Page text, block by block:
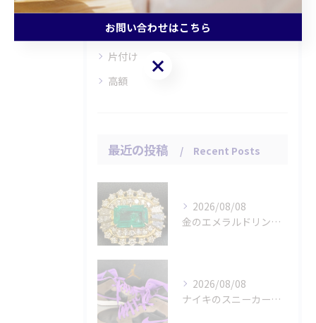
査定
引越し
片付け
高額
最近の投稿 Recent Posts
2026/08/08
金のエメラルドリングをお買取りさせていただきました。
2026/08/08
ナイキのスニーカー「エアジョーダン １ミッド パロミノ」をお...
お問い合わせはこちら
お問い合わせはこちら